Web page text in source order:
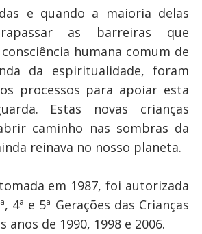
e quando a maioria delas
as barreiras que
humana comum de
da espiritualidade, foram
processos para apoiar esta
Estas novas crianças
caminho nas sombras da
reinava no nosso planeta.
em 1987, foi autorizada
4ª e 5ª Gerações das Crianças
anos de 1990, 1998 e 2006.